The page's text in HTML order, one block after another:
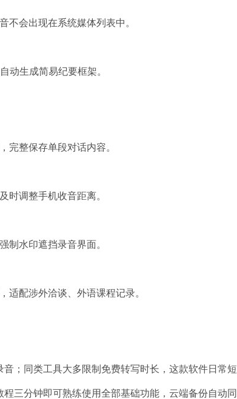
不会出现在系统媒体列表中。
动生成简易纪要框架。
完整保存单段对话内容。
时调整手机收音距离。
制水印遮挡录音界面。
适配涉外洽谈、外语课程记录。
；同类工具大多限制免费转写时长，这款软件日常短
三分钟即可熟练使用全部基础功能，云端备份自动同